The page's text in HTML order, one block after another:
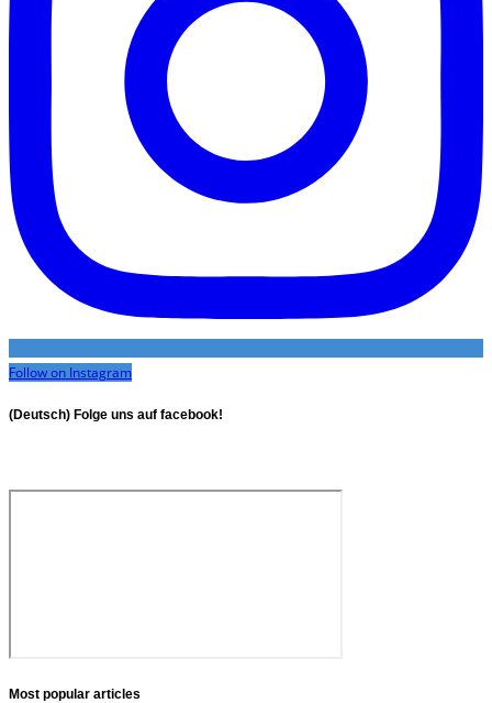
Follow on Instagram
(Deutsch) Folge uns auf facebook!
Most popular articles